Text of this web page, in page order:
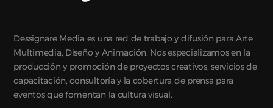
Dessignare Media es una red de trabajo y difusión para Arte
Multimedia, Diseño y Animación. Nos especializamos en la
producción y promoción de proyectos creativos, servicios de
capacitación, consultoría y la cobertura de prensa para
eventos que fomentan la cultura visual.